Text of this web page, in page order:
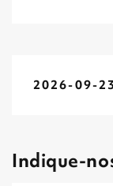
2026-09-23
Indique-